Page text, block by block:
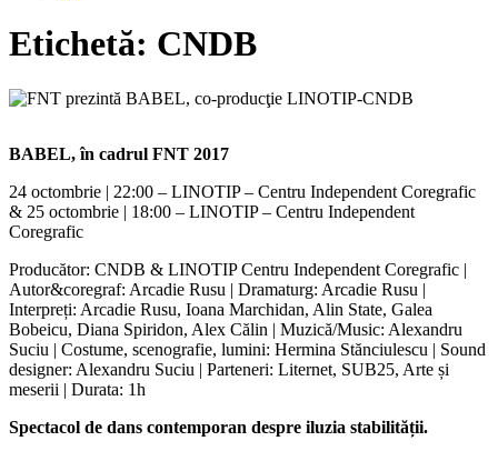
Etichetă: CNDB
BABEL, în cadrul FNT 2017
24 octombrie | 22:00 – LINOTIP – Centru Independent Coregrafic
& 25 octombrie | 18:00 – LINOTIP – Centru Independent
Coregrafic
Producător: CNDB & LINOTIP Centru Independent Coregrafic |
Autor&coregraf: Arcadie Rusu | Dramaturg: Arcadie Rusu |
Interpreți: Arcadie Rusu, Ioana Marchidan, Alin State, Galea
Bobeicu, Diana Spiridon, Alex Călin | Muzică/Music: Alexandru
Suciu | Costume, scenografie, lumini: Hermina Stănciulescu | Sound
designer: Alexandru Suciu | Parteneri: Liternet, SUB25, Arte și
meserii | Durata: 1h
Spectacol de dans contemporan despre iluzia stabilității.